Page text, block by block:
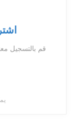
قم بالتسجيل